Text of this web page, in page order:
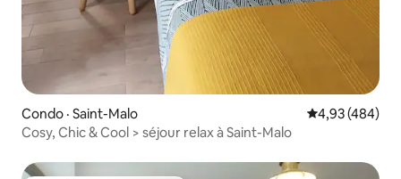
Condo · Saint-Malo Note
4,93 (484)
Cosy, Chic & Cool > séjour relax à Saint-Malo